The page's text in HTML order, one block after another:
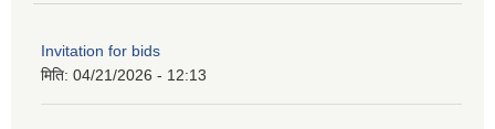
Invitation for bids
मिति: 04/21/2026 - 12:13